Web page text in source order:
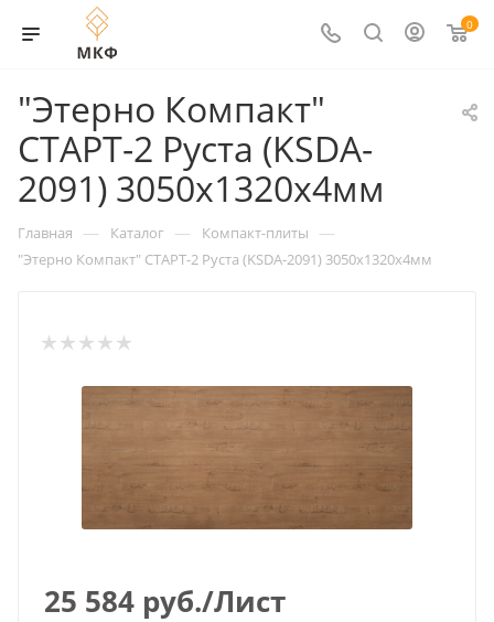
0
"Этерно Компакт"
СТАРТ-2 Руста (KSDA-
2091) 3050х1320х4мм
Главная — Каталог — Компакт-плиты —
"Этерно Компакт" СТАРТ-2 Руста (KSDA-2091) 3050х1320х4мм
25 584 руб./Лист